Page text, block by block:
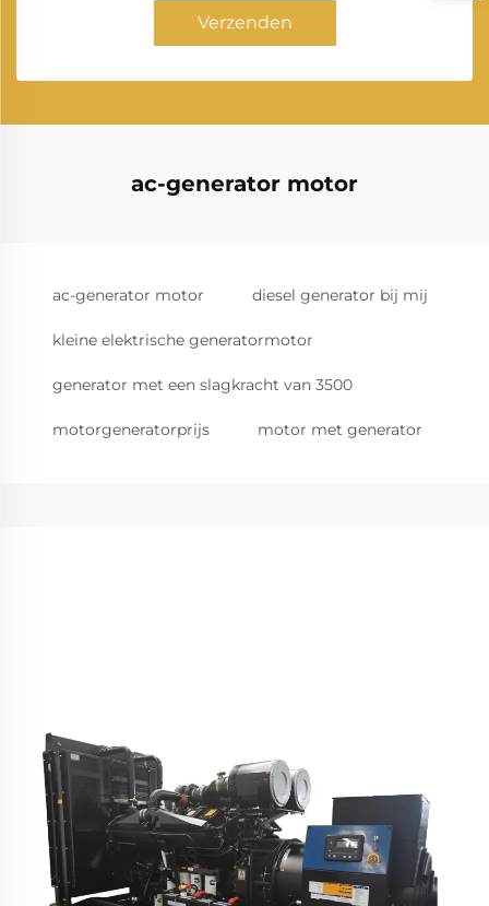
Verzenden
ac-generator motor
ac-generator motor diesel generator bij mij
kleine elektrische generatormotor
generator met een slagkracht van 3500
motorgeneratorprijs motor met generator